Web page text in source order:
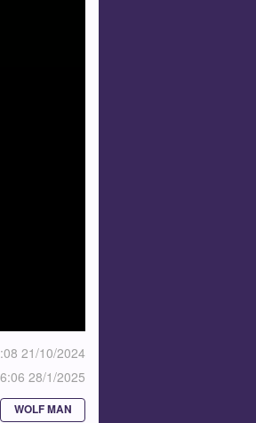
21/10/2024
28/1/2025
WOLF MAN